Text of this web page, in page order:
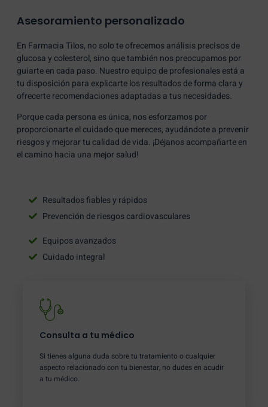
Asesoramiento personalizado
En Farmacia Tilos, no solo te ofrecemos análisis precisos de
glucosa y colesterol, sino que también nos preocupamos por
guiarte en cada paso. Nuestro equipo de profesionales está a
tu disposición para explicarte los resultados de forma clara y
ofrecerte recomendaciones adaptadas a tus necesidades.
Porque cada persona es única, nos esforzamos por
proporcionarte el cuidado que mereces, ayudándote a prevenir
riesgos y mejorar tu calidad de vida. ¡Déjanos acompañarte en
el camino hacia una mejor salud!
Resultados fiables y rápidos
Prevención de riesgos cardiovasculares
Equipos avanzados
Cuidado integral
Consulta a tu médico
Si tienes alguna duda sobre tu tratamiento o cualquier
aspecto relacionado con tu bienestar, no dudes en acudir
a tu médico.